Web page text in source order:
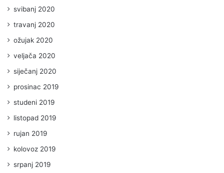
svibanj 2020
travanj 2020
ožujak 2020
veljača 2020
siječanj 2020
prosinac 2019
studeni 2019
listopad 2019
rujan 2019
kolovoz 2019
srpanj 2019